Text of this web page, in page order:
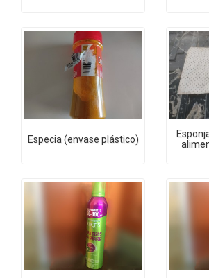
Especia (envase plástico)